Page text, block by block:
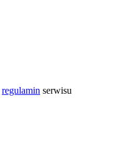
regulamin serwisu